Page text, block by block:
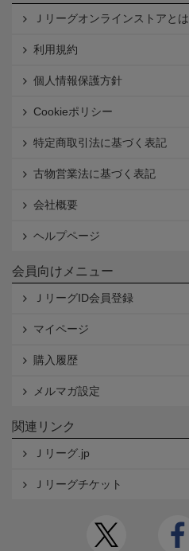
Ｊリーグオンラインストアとは
利用規約
個人情報保護方針
Cookieポリシー
特定商取引法に基づく表記
古物営業法に基づく表記
会社概要
ヘルプページ
会員向けメニュー
ＪリーグID会員登録
マイページ
購入履歴
メルマガ設定
関連リンク
Ｊリーグ.jp
Ｊリーグチケット